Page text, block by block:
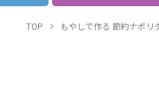
TOP もやしで作る 節約ナポリ